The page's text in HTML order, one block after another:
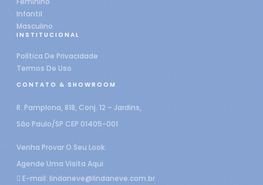
Infantil
Masculino
INSTITUCIONAL
Política De Privacidade
Termos De Uso
CONTATO & SHOWROOM
R. Pamplona, 818, Conj. 12 – Jardins,
São Paulo/SP CEP 01405-001
Venha Provar O Seu Look.
Agende Uma Visita Aqui
E-mail: lindaneve@lindaneve.com.br